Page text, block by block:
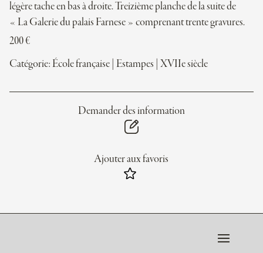
légère tache en bas à droite. Treizième planche de la suite de
« La Galerie du palais Farnese » comprenant trente gravures.
200€
Catégorie: École française Estampes XVIIe siècle
Demander des information
Ajouter aux favoris